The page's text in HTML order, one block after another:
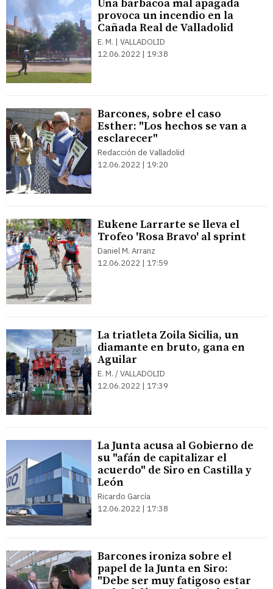
Una barbacoa mal apagada
provoca un incendio en la
Cañada Real de Valladolid
E. M. | VALLADOLID
12.06.2022 | 19:38
Barcones, sobre el caso
Esther: "Los hechos se van a
esclarecer"
Redacción de Valladolid
12.06.2022 | 19:20
Eukene Larrarte se lleva el
Trofeo 'Rosa Bravo' al sprint
Daniel M. Arranz
12.06.2022 | 17:59
La triatleta Zoila Sicilia, un
diamante en bruto, gana en
Aguilar
E. M. / VALLADOLID
12.06.2022 | 17:39
La Junta acusa al Gobierno de
su "afán de capitalizar el
acuerdo" de Siro en Castilla y
León
Ricardo García
12.06.2022 | 17:38
Barcones ironiza sobre el
papel de la Junta en Siro:
"Debe ser muy fatigoso estar